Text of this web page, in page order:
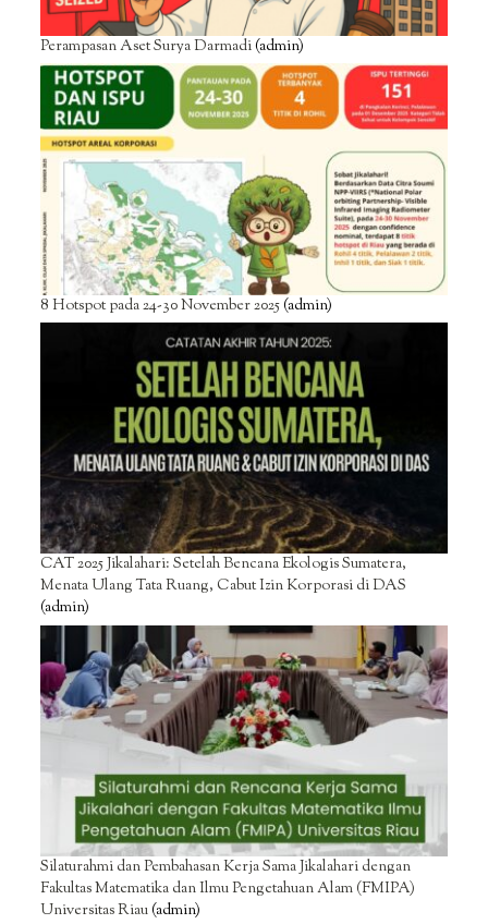
Perampasan Aset Surya Darmadi(admin)
8 Hotspot pada 24-30 November 2025(admin)
CAT 2025 Jikalahari: Setelah Bencana Ekologis Sumatera,
Menata Ulang Tata Ruang, Cabut Izin Korporasi di DAS
(admin)
Silaturahmi dan Pembahasan Kerja Sama Jikalahari dengan
Fakultas Matematika dan Ilmu Pengetahuan Alam (FMIPA)
Universitas Riau(admin)